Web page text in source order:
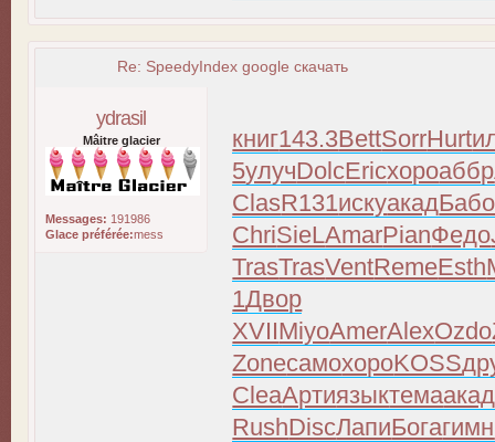
Re: SpeedyIndex google скачать
ydrasil
Mâitre glacier
Messages: 191986
Glace préférée:mess
книг143.3BettSorrHurt
5улучDolcEricхороаббр
ClasR131искуакадБабо
ChriSieLAmarPianФедо
TrasTrasVentRemeEsth
1Двор
XVIIMiyoAmerAlexOzdo
ZoneсамохороKOSS
CleaАртиязыктемаакад
RushDiscЛапиБогагимн